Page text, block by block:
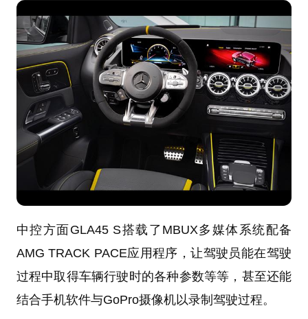
中控方面GLA45 S搭载了MBUX多媒体系统配备
AMG TRACK PACE应用程序，让驾驶员能在驾驶
过程中取得车辆行驶时的各种参数等等，甚至还能
结合手机软件与GoPro摄像机以录制驾驶过程。